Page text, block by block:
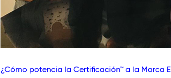
¿Cómo potencia la Certificación™ a la Marca